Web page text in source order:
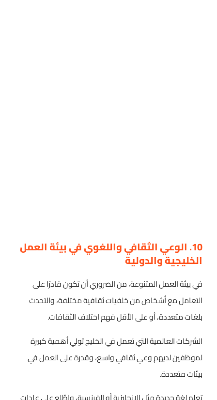
10. الوعي الثقافي واللغوي في بيئة العمل
الخليجية والدولية
في بيئة العمل المتنوعة، من الضروري أن تكون قادرًا على
التعامل مع أشخاص من خلفيات ثقافية مختلفة، والتحدث
بلغات متعددة، أو على الأقل فهم اختلاف الثقافات.
الشركات العالمية التي تعمل في الخليج تولي أهمية كبيرة
لموظفين لديهم وعي ثقافي واسع، وقدرة على العمل في
بيئات متعددة.